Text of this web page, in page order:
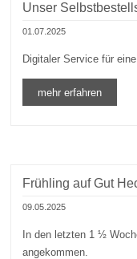
Unser
01.07.2025
Digitaler Service für
mehr erfahren
Frühling auf Gut
09.05.2025
In den letzten 1 ½
angekommen.